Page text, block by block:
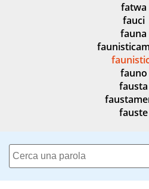
fatwa
fauci
fauna
fauno
fausta
fauste